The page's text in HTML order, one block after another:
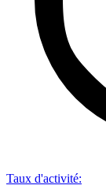
Taux d'activité: